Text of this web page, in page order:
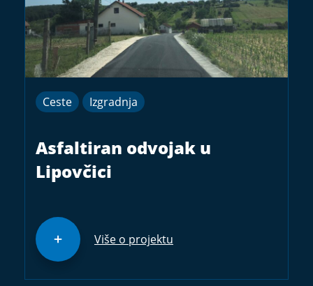
Ceste Izgradnja
Asfaltiran odvojak u
Lipovčici
Više o projektu